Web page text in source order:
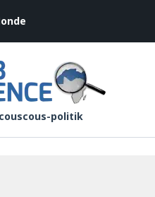
politik